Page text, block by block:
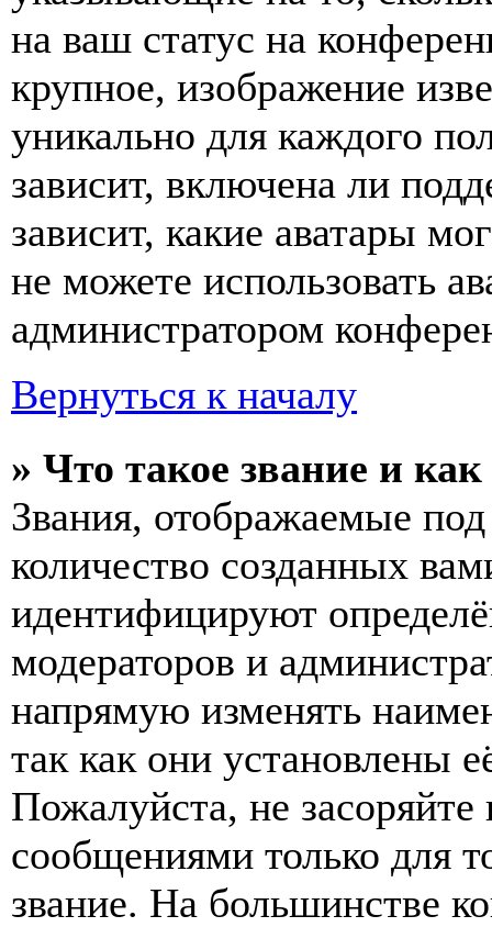
на ваш статус на
крупное, изображение
уникально для каждого
зависит, включена ли
зависит, какие аватары
не можете использовать
администратором
Вернуться к началу
» Что такое звание и
Звания, отображаемые
количество созданных
идентифицируют
модераторов и
напрямую изменять
так как они установлены
Пожалуйста, не
сообщениями только для
звание. На большинстве